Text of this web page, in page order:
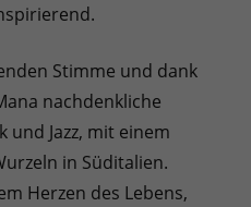
Stimme und dank
nachdenkliche
und Jazz, mit einem
in Süditalien.
Herzen des Lebens,